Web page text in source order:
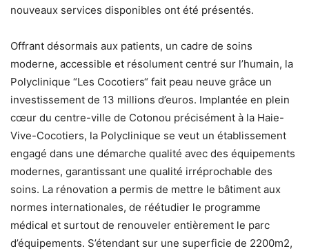
nouveaux services disponibles ont été présentés.
Offrant désormais aux patients, un cadre de soins
moderne, accessible et résolument centré sur l’humain, la
Polyclinique “Les Cocotiers“ fait peau neuve grâce un
investissement de 13 millions d’euros. Implantée en plein
cœur du centre-ville de Cotonou précisément à la Haie-
Vive-Cocotiers, la Polyclinique se veut un établissement
engagé dans une démarche qualité avec des équipements
modernes, garantissant une qualité irréprochable des
soins. La rénovation a permis de mettre le bâtiment aux
normes internationales, de réétudier le programme
médical et surtout de renouveler entièrement le parc
d’équipements. S’étendant sur une superficie de 2200m2,